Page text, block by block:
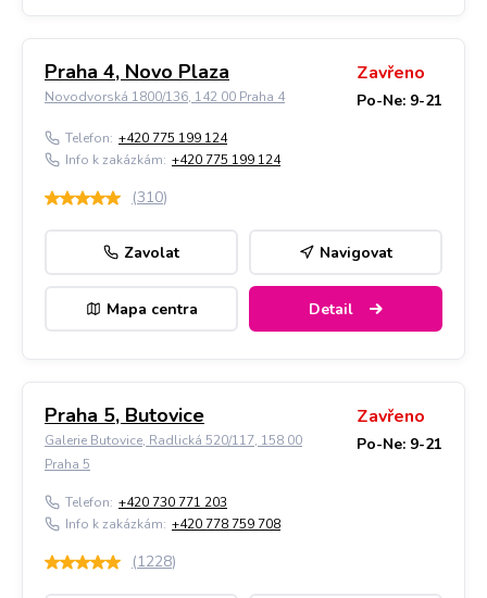
Praha 4, Novo Plaza
Novodvorská 1800/136, 142 00 Praha 4
Zavřeno
Po-Ne: 9-21
Telefon: +420 775 199 124
Info k zakázkám: +420 775 199 124
(310)
Zavolat Navigovat
Mapa centra Detail
Praha 5, Butovice
Galerie Butovice, Radlická 520/117, 158 00
Praha 5
Zavřeno
Po-Ne: 9-21
Telefon: +420 730 771 203
Info k zakázkám: +420 778 759 708
(1228)